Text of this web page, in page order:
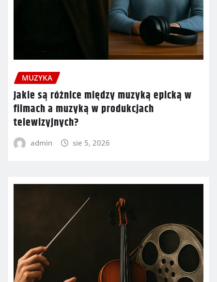
MUZYKA
Jakie są różnice między muzyką epicką w
filmach a muzyką w produkcjach
telewizyjnych?
admin sie 5, 2026